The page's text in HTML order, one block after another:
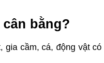
bằng?
gia cầm, cá, động vật